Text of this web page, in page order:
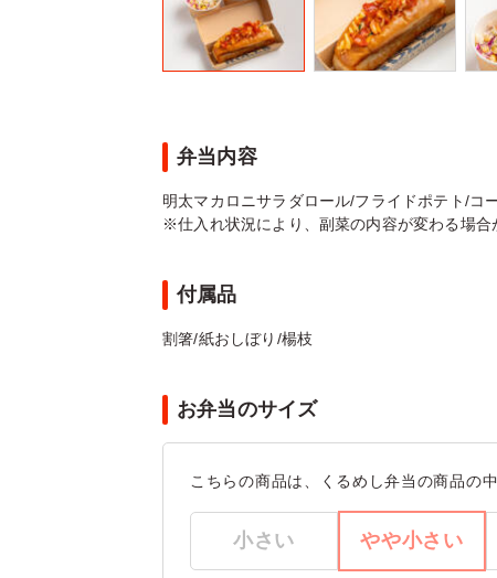
弁当内容
明太マカロニサラダロール/フライドポテト/コ
※仕入れ状況により、副菜の内容が変わる場合
付属品
割箸/紙おしぼり/楊枝
お弁当のサイズ
こちらの商品は、くるめし弁当の商品の
小さい やや小さい